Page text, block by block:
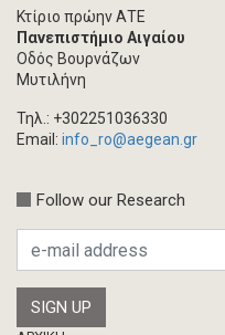
Άρθρο ακαδημαϊκoύ
Τεύχος ακαδημαϊκού
Βιβλίο/Μονογραφία
Κεφάλαιο σε
Προσκλήσεις
Ερευνητική
Μεταπτυχιακή
Κτίριο πρώην ΑΤΕ
Πανεπιστήμιο Αιγαίου
Οδός Βουρνάζων
Μυτιλήνη
Τηλ.: +302251036330
Email: info_ro@aegean.gr
Follow our Research